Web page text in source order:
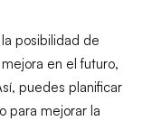
posibilidad de
en el futuro,
puedes planificar
para mejorar la